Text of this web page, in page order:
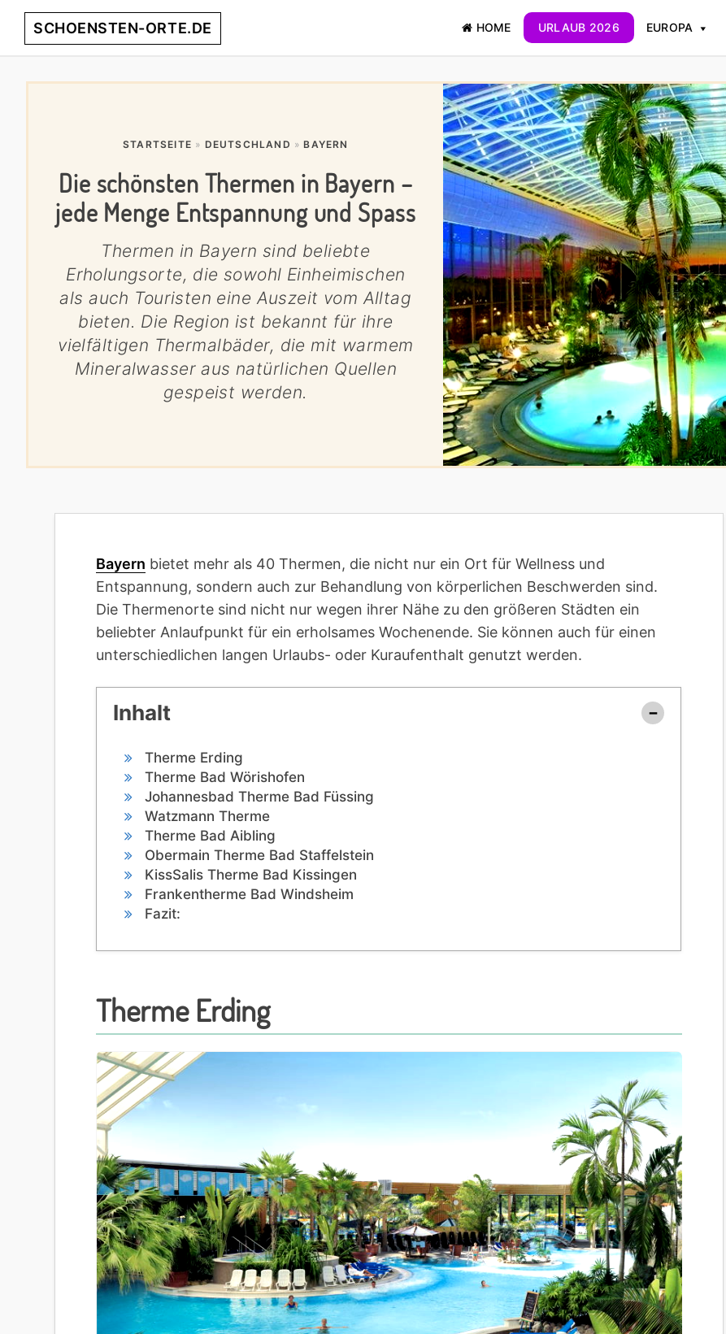
Skip
navigation
Skip
content
Skip
sidebar
Skip
SCHOENSTEN-ORTE.DE HOME URLAUB 2026 EUROPA
STARTSEITE » DEUTSCHLAND »BAYERN
Die schönsten Thermen in Bayern –
jede Menge Entspannung und Spass
Thermen in Bayern sind beliebte
Erholungsorte, die sowohl Einheimischen
als auch Touristen eine Auszeit vom Alltag
bieten. Die Region ist bekannt für ihre
vielfältigen Thermalbäder, die mit warmem
Mineralwasser aus natürlichen Quellen
gespeist werden.
Bayern bietet mehr als 40 Thermen, die nicht nur ein Ort für Wellness und
Entspannung, sondern auch zur Behandlung von körperlichen Beschwerden sind.
Die Thermenorte sind nicht nur wegen ihrer Nähe zu den größeren Städten ein
beliebter Anlaufpunkt für ein erholsames Wochenende. Sie können auch für einen
unterschiedlichen langen Urlaubs- oder Kuraufenthalt genutzt werden.
Inhalt
Therme Erding
Therme Bad Wörishofen
Johannesbad Therme Bad Füssing
Watzmann Therme
Therme Bad Aibling
Obermain Therme Bad Staffelstein
KissSalis Therme Bad Kissingen
Frankentherme Bad Windsheim
Fazit:
Therme Erding